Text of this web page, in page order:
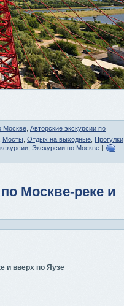
Москве Авторские экскурсии по
Мосты Отдых на выходные Прогулки
Экскурсии по Москве |
Москве-реке и
и вверх по Яузе